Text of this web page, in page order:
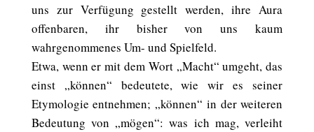
uns zur Verfügung gestellt werden, ihre Aura
offenbaren, ihr bisher von uns kaum
wahrgenommenes Um- und Spielfeld.
Etwa, wenn er mit dem Wort „Macht“ umgeht, das
einst „können“ bedeutete, wie wir es seiner
Etymologie entnehmen; „können“ in der weiteren
Bedeutung von „mögen“: was ich mag, verleiht